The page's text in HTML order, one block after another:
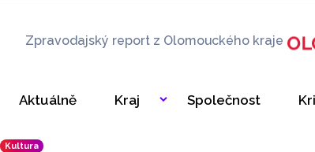
Zpravodajský report z Olomouckého kraje
Aktuálně Kraj Společnost
Kultura